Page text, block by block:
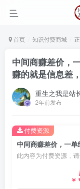
首页 知识付费商城
中间商赚差价，
赚的就是信息差
重生之我是站
2年前发布
此内容为付费资源，
￥
付费资源